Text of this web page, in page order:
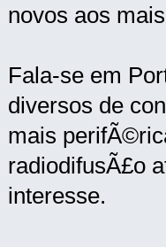
novos aos
Fala-se em
diversos de
mais
radiodifusÃ£o
interesse.